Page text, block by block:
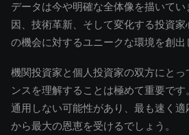
データは今や明確な全体像を描いて
因、技術革新、そして変化する投資
の機会に対するユニークな環境を創出
機関投資家と個人投資家の双方にと
ンスを理解することは極めて重要で
通用しない可能性があり、最も速く
から最大の恩恵を受けるでしょう。